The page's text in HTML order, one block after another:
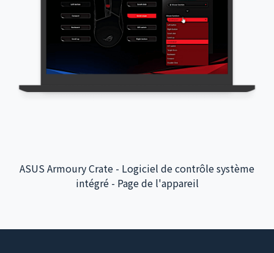
ASUS Armoury Crate - Logiciel de contrôle système
intégré - Page de l'appareil